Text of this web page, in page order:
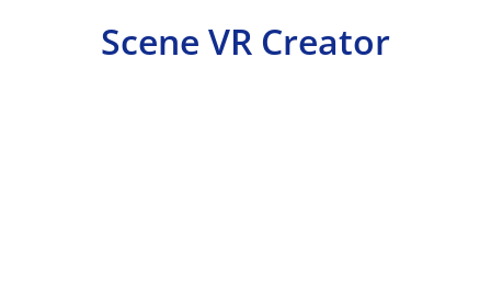
Scene VR Creator